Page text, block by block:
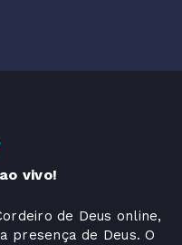
vivo!
de Deus online,
presença de Deus. O